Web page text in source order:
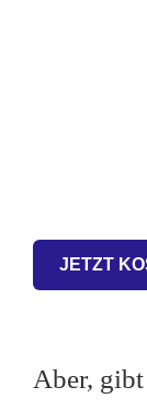
JETZT
Aber,